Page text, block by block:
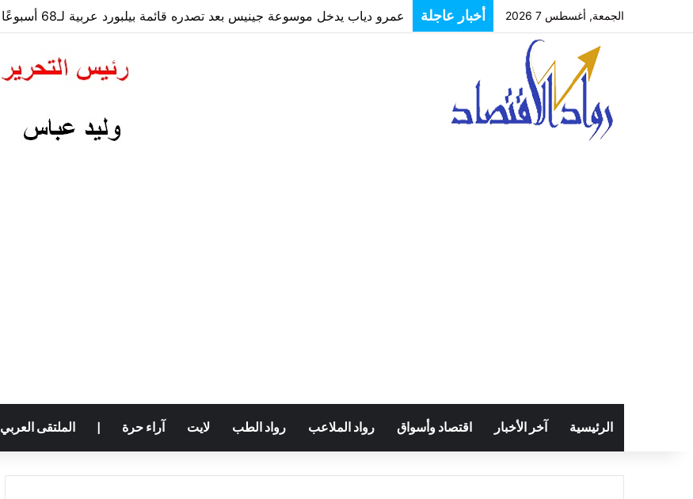
الجمعة, أغسطس 7 2026 أخبار عاجلة
“رؤية”: بعيدًا عن مخاطر هرمز.. الإمارات تؤمّن طريق النفط إلى الأسواق
الرئيسية آخر الأخبار اقتصاد وأسواق رواد الملاعب رواد الطب لايت آراء حرة الملتقى العربي